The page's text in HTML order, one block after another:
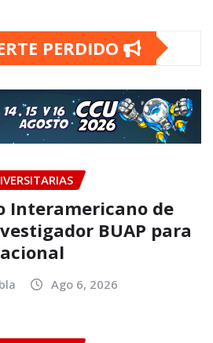
PERDIDO
Interamericano de
BUAP para
Ago 6, 2026